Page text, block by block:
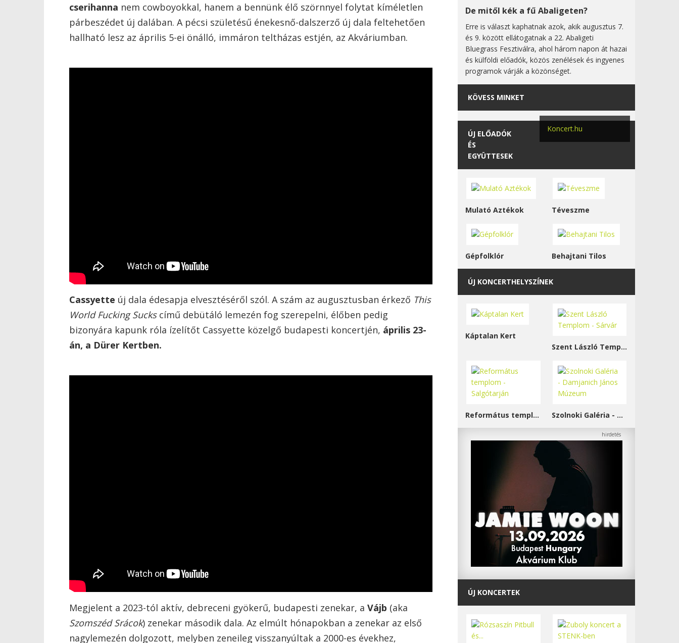
cserihanna nem cowboyokkal, hanem a bennünk élő szörnnyel folytat kíméletlen
párbeszédet új dalában. A pécsi születésű énekesnő-dalszerző új dala feltehetően
hallható lesz az április 5-ei önálló, immáron teltházas estjén, az Akváriumban.
Cassyette új dala édesapja elvesztéséről szól. A szám az augusztusban érkező This
World Fucking Suckscímű debütáló lemezén fog szerepelni, élőben pedig
bizonyára kapunk róla ízelítőt Cassyette közelgő budapesti koncertjén, április 23-
án, a Dürer Kertben.
Megjelent a 2023-tól aktív, debreceni gyökerű, budapesti zenekar, a Vájb (aka
Szomszéd Srácok) zenekar második dala. Az elmúlt hónapokban a zenekar az első
nagylemezén dolgozott, melyben zeneileg visszanyúltak a 2000-es évekhez,
De mitől kék a fű Abaligeten?
Erre is választ kaphatnak azok, akik augusztus 7.
és 9. között ellátogatnak a 22. Abaligeti
Bluegrass Fesztiválra, ahol három napon át hazai
és külföldi előadók, közös zenélések és ingyenes
programok várják a közönséget.
KÖVESS MINKET
Koncert.hu
ÚJ ELŐADÓK
ÉS
EGYÜTTESEK
Mulató Aztékok Téveszme
Gépfolklór Behajtani Tilos
ÚJ KONCERTHELYSZÍNEK
Káptalan Kert
Szent László Templom - Sárvár
Református templom - Salgótarján Szolnoki Galéria - Damjanich János Múzeum
ÚJ KONCERTEK